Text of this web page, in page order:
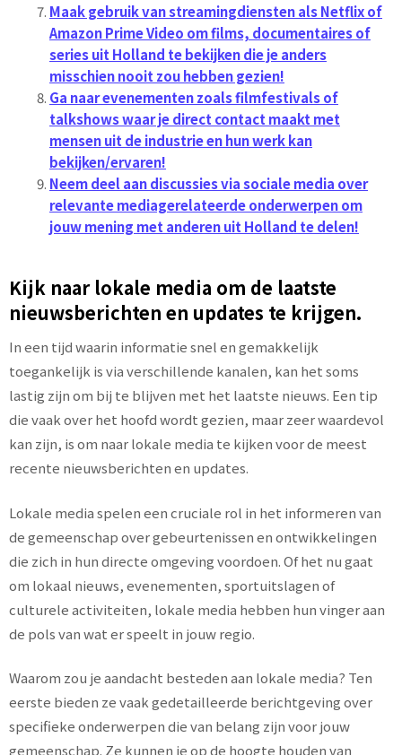
Maak gebruik van streamingdiensten als Netflix of
Amazon Prime Video om films, documentaires of
series uit Holland te bekijken die je anders
misschien nooit zou hebben gezien!
Ga naar evenementen zoals filmfestivals of
talkshows waar je direct contact maakt met
mensen uit de industrie en hun werk kan
bekijken/ervaren!
Neem deel aan discussies via sociale media over
relevante mediagerelateerde onderwerpen om
jouw mening met anderen uit Holland te delen!
Kijk naar lokale media om de laatste
nieuwsberichten en updates te krijgen.
In een tijd waarin informatie snel en gemakkelijk
toegankelijk is via verschillende kanalen, kan het soms
lastig zijn om bij te blijven met het laatste nieuws. Een tip
die vaak over het hoofd wordt gezien, maar zeer waardevol
kan zijn, is om naar lokale media te kijken voor de meest
recente nieuwsberichten en updates.
Lokale media spelen een cruciale rol in het informeren van
de gemeenschap over gebeurtenissen en ontwikkelingen
die zich in hun directe omgeving voordoen. Of het nu gaat
om lokaal nieuws, evenementen, sportuitslagen of
culturele activiteiten, lokale media hebben hun vinger aan
de pols van wat er speelt in jouw regio.
Waarom zou je aandacht besteden aan lokale media? Ten
eerste bieden ze vaak gedetailleerde berichtgeving over
specifieke onderwerpen die van belang zijn voor jouw
gemeenschap. Ze kunnen je op de hoogte houden van